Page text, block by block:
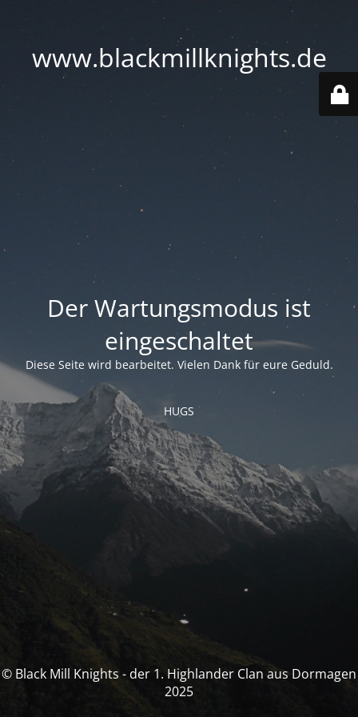
www.blackmillknights.de
Der Wartungsmodus ist
eingeschaltet
Diese Seite wird bearbeitet. Vielen Dank für eure Geduld.
HUGS
© Black Mill Knights - der 1. Highlander Clan aus Dormagen
2025